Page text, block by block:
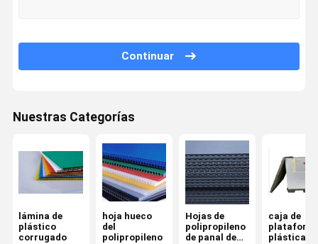
Caja plegable de plástico
Caja de divisores de plástico
Tablero de plástico a medida
Cajas de plástico reutilizables
Continuar
Nuestras Categorías
lámina de
plástico
corrugado
hoja hueco
del
polipropileno
Hojas de
polipropileno
de panal de
caja de
plástica